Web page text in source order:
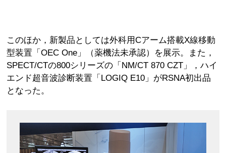
このほか，新製品としては外科用Cアーム搭載X線移動
型装置「OEC One」（薬機法未承認）を展示。また，
SPECT/CTの800シリーズの「NM/CT 870 CZT」，ハイ
エンド超音波診断装置「LOGIQ E10」がRSNA初出品
となった。